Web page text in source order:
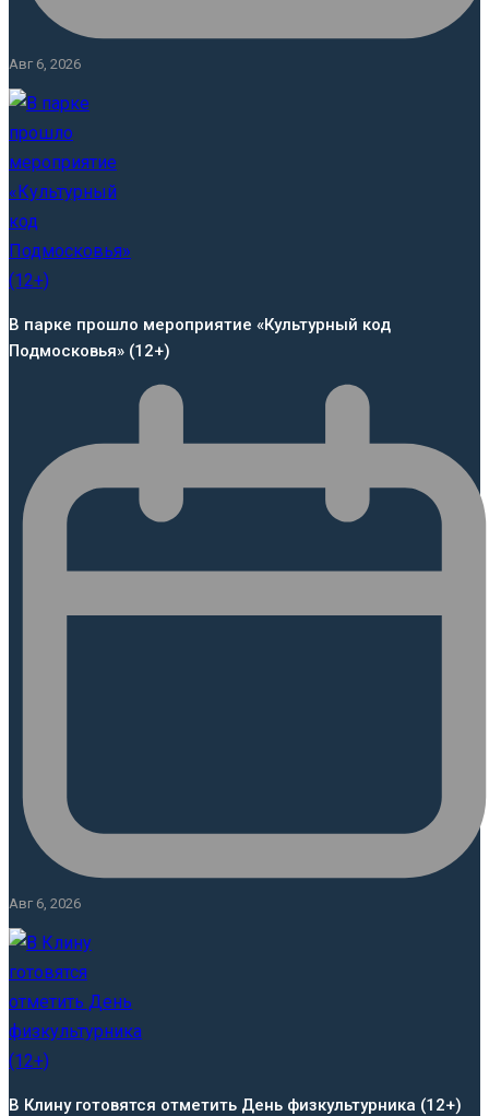
Авг 6, 2026
В парке прошло мероприятие «Культурный код
Подмосковья» (12+)
Авг 6, 2026
В Клину готовятся отметить День физкультурника (12+)